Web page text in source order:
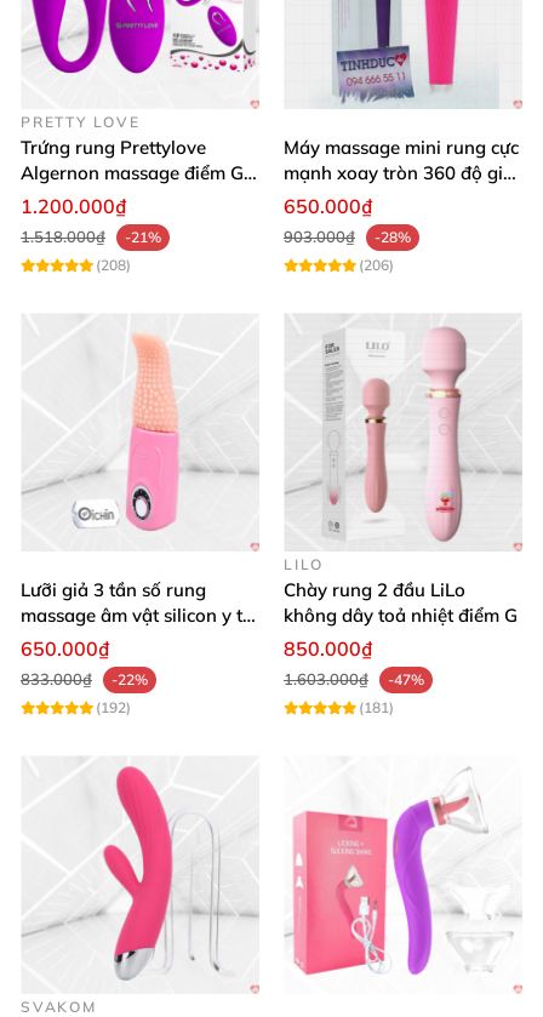
PRETTY LOVE
Trứng rung Prettylove
Algernon massage điểm G
12 chế độ
1.200.000₫
1.518.000₫
-21%
(208)
Máy massage mini rung cực
mạnh xoay tròn 360 độ giá
rẻ chất lượng
650.000₫
903.000₫
-28%
(206)
Lưỡi giả 3 tần số rung
massage âm vật silicon y tế
an toàn
650.000₫
833.000₫
-22%
(192)
LILO
Chày rung 2 đầu LiLo
không dây toả nhiệt điểm G
850.000₫
1.603.000₫
-47%
(181)
SVAKOM